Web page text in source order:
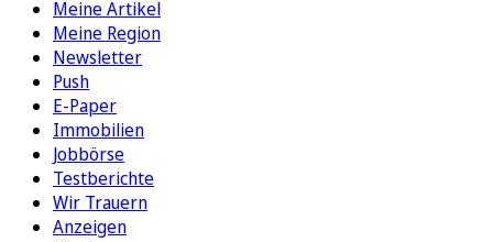
Meine Artikel
Meine Region
Newsletter
Push
E-Paper
Immobilien
Jobbörse
Testberichte
Wir Trauern
Anzeigen